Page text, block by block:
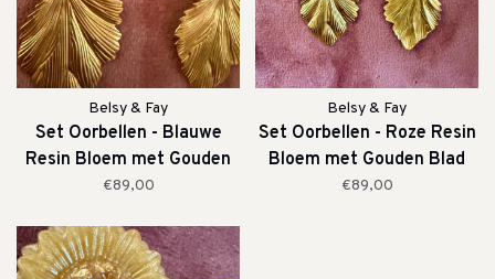
Belsy & Fay
Set Oorbellen - Blauwe
Resin Bloem met Gouden
Blad
€89,00
Belsy & Fay
Set Oorbellen - Roze Resin
Bloem met Gouden Blad
€89,00